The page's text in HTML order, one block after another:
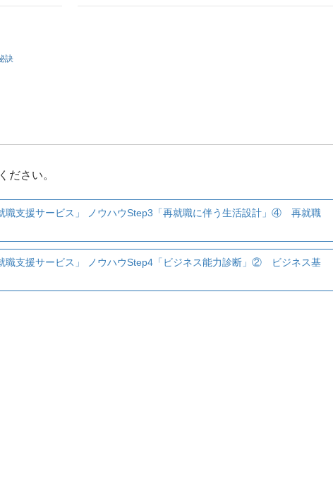
訣
ださい。
職支援サービス」 ノウハウStep3「再就職に伴う生活設計」④ 再就職
職支援サービス」 ノウハウStep4「ビジネス能力診断」② ビジネス基